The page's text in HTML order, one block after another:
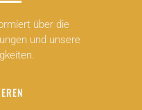
über die
und unsere